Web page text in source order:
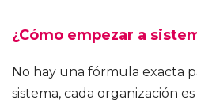
¿Cómo empezar a
No hay una fórmula exacta
sistema, cada organización